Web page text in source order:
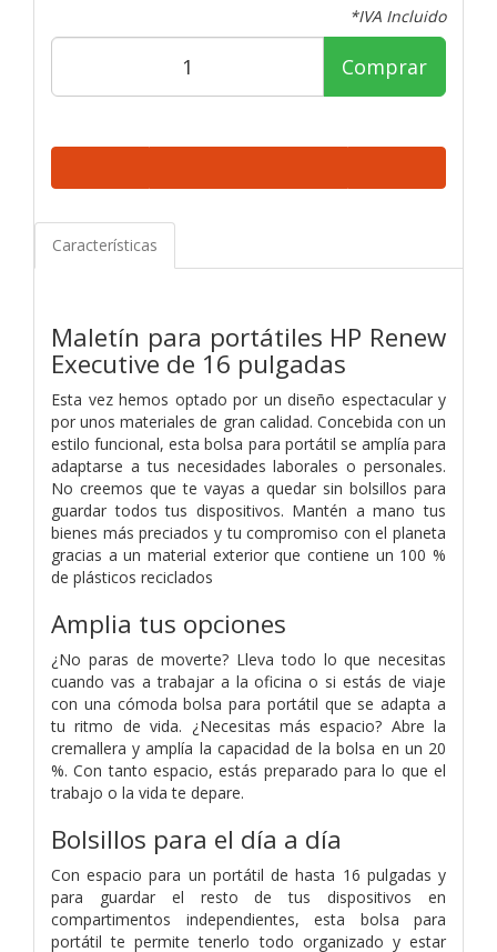
*IVA Incluido
Comprar
Características
Maletín para portátiles HP Renew
Executive de 16 pulgadas
Esta vez hemos optado por un diseño espectacular y
por unos materiales de gran calidad. Concebida con un
estilo funcional, esta bolsa para portátil se amplía para
adaptarse a tus necesidades laborales o personales.
No creemos que te vayas a quedar sin bolsillos para
guardar todos tus dispositivos. Mantén a mano tus
bienes más preciados y tu compromiso con el planeta
gracias a un material exterior que contiene un 100 %
de plásticos reciclados
Amplia tus opciones
¿No paras de moverte? Lleva todo lo que necesitas
cuando vas a trabajar a la oficina o si estás de viaje
con una cómoda bolsa para portátil que se adapta a
tu ritmo de vida. ¿Necesitas más espacio? Abre la
cremallera y amplía la capacidad de la bolsa en un 20
%. Con tanto espacio, estás preparado para lo que el
trabajo o la vida te depare.
Bolsillos para el día a día
Con espacio para un portátil de hasta 16 pulgadas y
para guardar el resto de tus dispositivos en
compartimentos independientes, esta bolsa para
portátil te permite tenerlo todo organizado y estar